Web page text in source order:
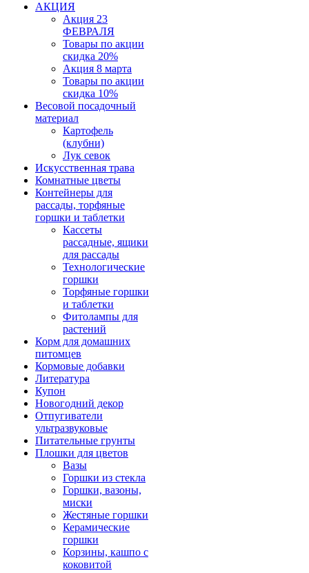
АКЦИЯ
Акция 23
ФЕВРАЛЯ
Товары по акции
скидка 20%
Акция 8 марта
Товары по акции
скидка 10%
Весовой посадочный
материал
Картофель
(клубни)
Лук севок
Искусственная трава
Комнатные цветы
Контейнеры для
рассады, торфяные
горшки и таблетки
Кассеты
рассадные, ящики
для рассады
Технологические
горшки
Торфяные горшки
и таблетки
Фитолампы для
растений
Корм для домашних
питомцев
Кормовые добавки
Литература
Купон
Новогодний декор
Отпугиватели
ультразвуковые
Питательные грунты
Плошки для цветов
Вазы
Горшки из стекла
Горшки, вазоны,
миски
Жестяные горшки
Керамические
горшки
Корзины, кашпо с
коковитой